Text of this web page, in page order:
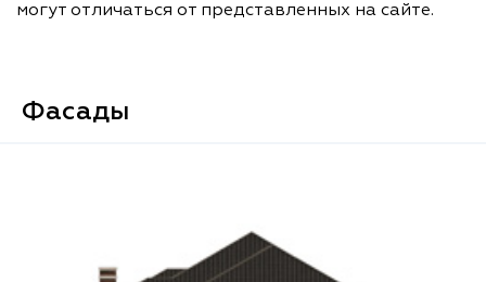
могут отличаться от представленных на сайте.
Фасады